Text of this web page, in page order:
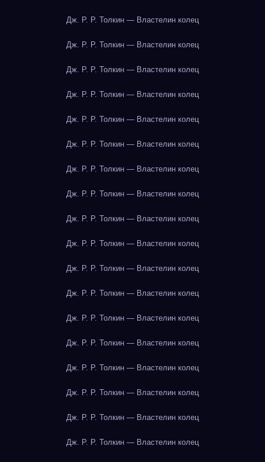
Дж. Р. Р. Толкин — Властелин колец
Дж. Р. Р. Толкин — Властелин колец
Дж. Р. Р. Толкин — Властелин колец
Дж. Р. Р. Толкин — Властелин колец
Дж. Р. Р. Толкин — Властелин колец
Дж. Р. Р. Толкин — Властелин колец
Дж. Р. Р. Толкин — Властелин колец
Дж. Р. Р. Толкин — Властелин колец
Дж. Р. Р. Толкин — Властелин колец
Дж. Р. Р. Толкин — Властелин колец
Дж. Р. Р. Толкин — Властелин колец
Дж. Р. Р. Толкин — Властелин колец
Дж. Р. Р. Толкин — Властелин колец
Дж. Р. Р. Толкин — Властелин колец
Дж. Р. Р. Толкин — Властелин колец
Дж. Р. Р. Толкин — Властелин колец
Дж. Р. Р. Толкин — Властелин колец
Дж. Р. Р. Толкин — Властелин колец